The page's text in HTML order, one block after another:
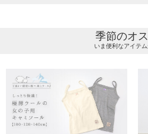
季節のオ
いま便利なアイテ